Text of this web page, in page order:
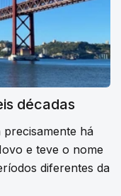
décadas
há
e teve o nome
diferentes da